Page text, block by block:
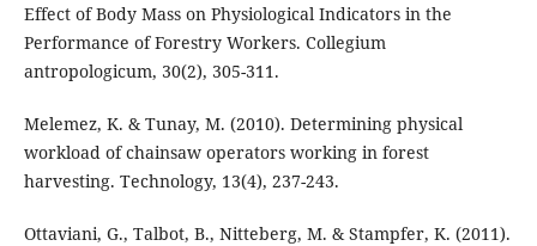
Effect of Body Mass on Physiological Indicators in the
Performance of Forestry Workers. Collegium
antropologicum, 30(2), 305-311.
Melemez, K. & Tunay, M. (2010). Determining physical
workload of chainsaw operators working in forest
harvesting. Technology, 13(4), 237-243.
Ottaviani, G., Talbot, B., Nitteberg, M. & Stampfer, K. (2011).